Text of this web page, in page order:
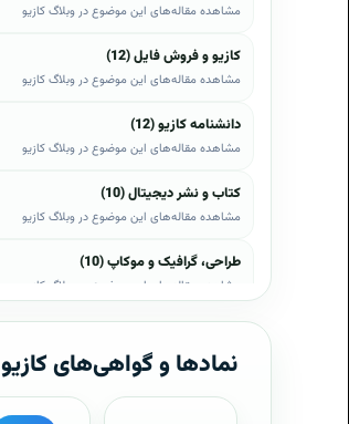
مشاهده مقاله‌های این موضوع در وبلاگ کازیو
کازیو و فروش فایل (12)
مشاهده مقاله‌های این موضوع در وبلاگ کازیو
دانشنامه کازیو (12)
مشاهده مقاله‌های این موضوع در وبلاگ کازیو
کتاب و نشر دیجیتال (10)
مشاهده مقاله‌های این موضوع در وبلاگ کازیو
طراحی، گرافیک و موکاپ (10)
مشاهده مقاله‌های این موضوع در وبلاگ کازیو
مشاهده مقاله‌های این موضوع در وبلاگ کازیو
موبایل و اندروید (6)
نمادها و گواهی‌های کازیو